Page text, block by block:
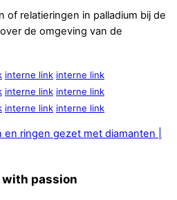
of relatieringen in palladium bij de
de omgeving van de
interne link interne link
interne link interne link
interne link interne link
with passion